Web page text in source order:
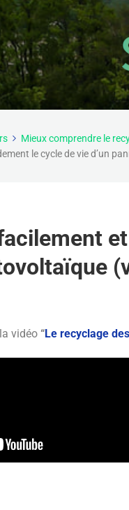
Mieux comprendre le
le cycle de vie d’un
vidéo “Le recyclage